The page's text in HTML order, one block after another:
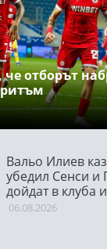
отборът
Вальо Илиев
убедил Сенси и
дойдат в клуба
Направихме
06.08.2026